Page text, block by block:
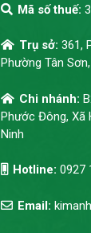
Mã số thuế:
Trụ sở:361,
Phường Tân
Chi nhánh:
Phước Đông, Xã
Ninh
Hotline:0927
Email: